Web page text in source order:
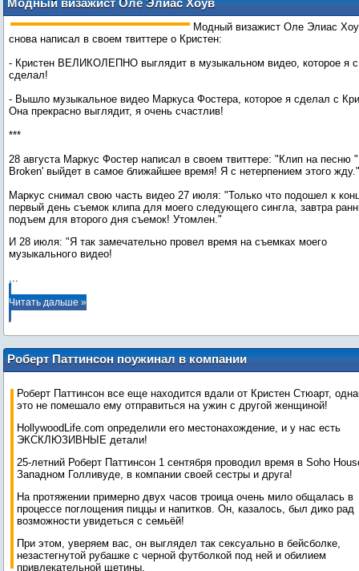
Модный визажист Оле Элиас Хоув
снова пишет о Кристен Стюарт
Модный визажист Оле Элиас
снова написал в своем твиттере о Кристен:
- Кристен ВЕЛИКОЛЕПНО выглядит в музыкальном видео, которое я
сделал!
- Вышло музыкальное видео Маркуса Фостера, которое я сделал с
Она прекрасно выглядит, я очень счастлив!
***
28 августа Маркус Фостер написал в своем твиттере: "Клип на песню
Broken' выйдет в самое ближайшее время! Я с нетерпением этого жду."
Маркус снимал свою часть видео 27 июля: "Только что подошел к
первый день съемок клипа для моего следующего сингла, завтра
подъем для второго дня съемок! Утомлен."
И 28 июля: "Я так замечательно провел время на съемках моего
...
Читать дальше »
Роберт Паттинсон поужинал в компании
одной из самых важных женщин в его
жизни!
Роберт Паттинсон все еще находится вдали от Кристен Стюарт,
это не помешало ему отправиться на ужин с другой женщиной!
HollywoodLife.com определили его местонахождение, и у нас есть
ЭКСКЛЮЗИВНЫЕ детали!
25-летний Роберт Паттинсон 1 сентября проводил время в Soho
Западном Голливуде, в компании своей сестры и друга!
На протяжении примерно двух часов троица очень мило общалась в
процессе поглощения пиццы и напитков. Он, казалось, был дико рад
возможности увидеться с семьёй!
При этом, уверяем вас, он выглядел так сексуально в бейсболке,
незастегнутой рубашке с черной футболкой под ней и обилием
привлекательной щетины.